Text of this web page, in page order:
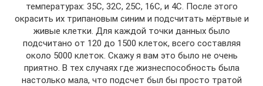
температурах: 35С, 32С, 25С, 16С, и 4С. После этого
окрасить их трипановым синим и подсчитать мёртвые и
живые клетки. Для каждой точки данных было
подсчитано от 120 до 1500 клеток, всего составляя
около 5000 клеток. Скажу я вам это было не очень
приятно. В тех случаях где жизнеспособность была
настолько мала, что подсчет был бы просто тратой